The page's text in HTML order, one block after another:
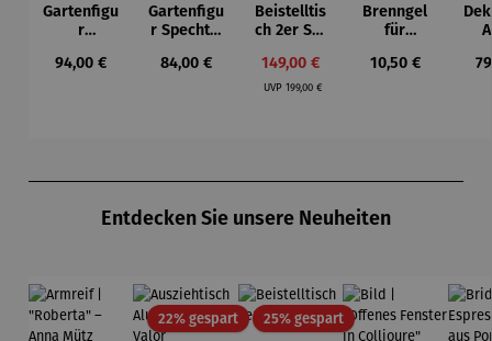
Gartenfigu
r
t Vogel -
Regulärer Preis:
94,00 €
Gartenfigu
r Specht -
Bhire
Regulärer Preis:
84,00 €
Beistelltis
ch 2er Set
Verkaufspreis:
149,00 €
UVP Regulärer Preis:
199,00 €
Brenngel
für
elle -
Regulärer Preis:
10,50 €
Entdecken Sie unsere Neuheiten
22% gespartRabatt25% gespartRabatt